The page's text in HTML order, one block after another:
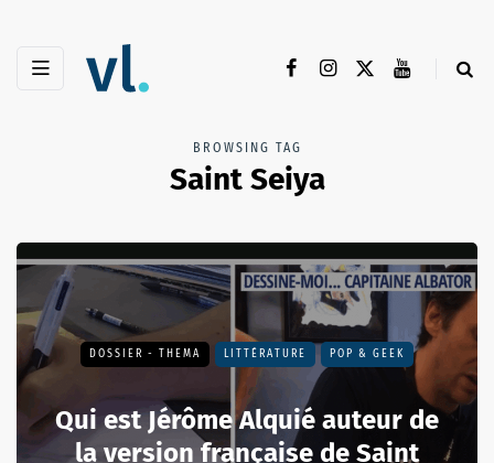
BROWSING TAG
Saint Seiya
DOSSIER - THEMA LITTÉRATURE POP & GEEK
Qui est Jérôme Alquié auteur de
la version française de Saint